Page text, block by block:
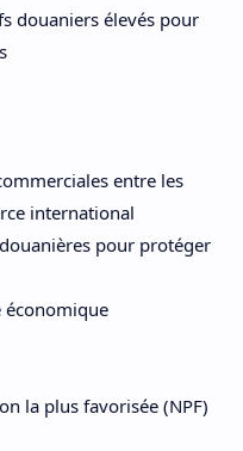
douaniers élevés pour
entre les
international
pour protéger
la plus favorisée (NPF)